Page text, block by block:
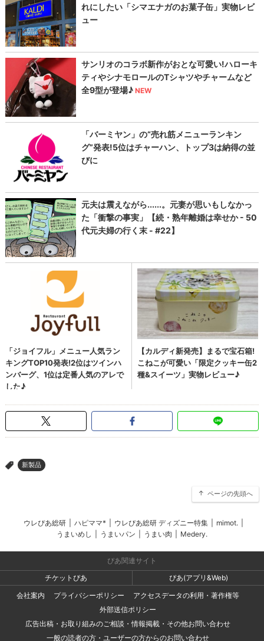
> 新製品
ページの先頭へ
ウレぴあ総研 ハピママ* ウレぴあ総研 ディズニー特集 mimot.
うまいめし
うまいパン うまい肉 Medery.
ぴあ関連サイト
チケットぴあ
ぴあ(アプリ&Web)
会社案内
プライバシーポリシー
アクセスデータの利用・著作権等
外部送信ポリシー
広告出稿・お取り組みのご相談・情報掲載・その他お問い合わせ
一般の読者の方・ユーザーの方からのお問い合わせ